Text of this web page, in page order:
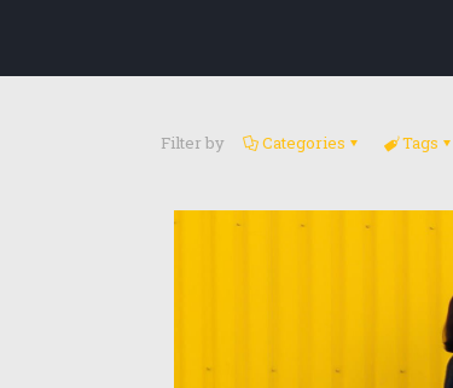
Filter by Categories Tags